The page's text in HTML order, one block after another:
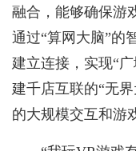
融合，能够确保游
通过“算网大脑”的
建立连接，实现“
建千店互联的“无
的大规模交互和游